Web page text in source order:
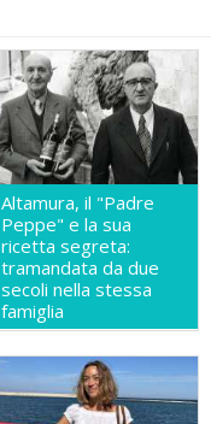
Altamura, il "Padre
Peppe" e la sua
ricetta segreta:
tramandata da due
secoli nella stessa
famiglia